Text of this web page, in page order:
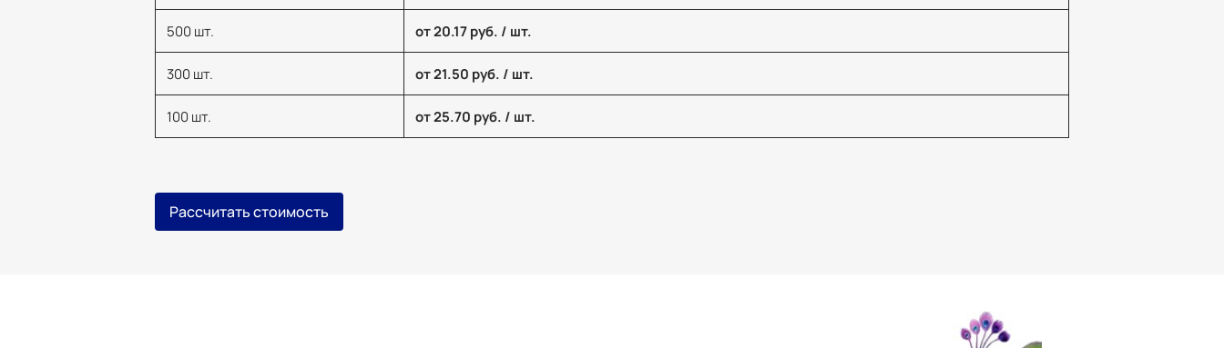
500 шт. от 20.17 руб. / шт.
300 шт. от 21.50 руб. / шт.
100 шт. от 25.70 руб. / шт.
Рассчитать стоимость